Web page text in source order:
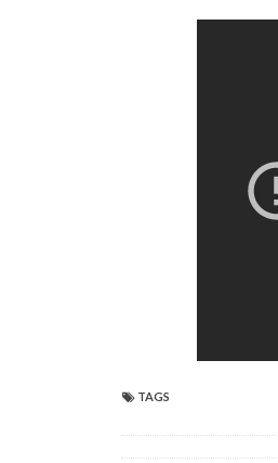
TAGS